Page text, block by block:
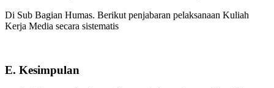
Di Sub Bagian Humas. Berikut penjabaran pelaksanaan Kuliah
Kerja Media secara sistematis
E. Kesimpulan